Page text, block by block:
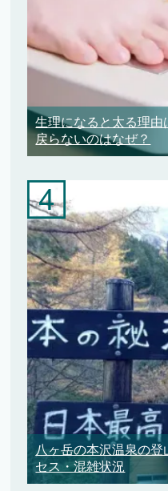
生理になると太る理
戻らないのはなぜ？
八ヶ岳の本沢温泉の
セス・混雑状況